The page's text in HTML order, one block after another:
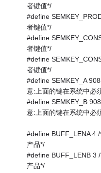
者键值*/
#define
者键值*/
#define
者键值*/
#define
者键值*/
#define SEMKEY_A
意:上面的键在系统中必
#define SEMKEY_B
意:上面的键在系统中必
#define BUFF_LENA 4
产品*/
#define BUFF_LENB 3
产品*/